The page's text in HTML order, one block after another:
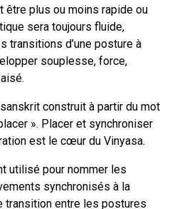
être plus ou moins rapide ou
sera toujours fluide,
transitions d’une posture à
souplesse, force,
construit à partir du mot
». Placer et synchroniser
est le cœur du Vinyasa.
utilisé pour nommer les
synchronisés à la
transition entre les postures